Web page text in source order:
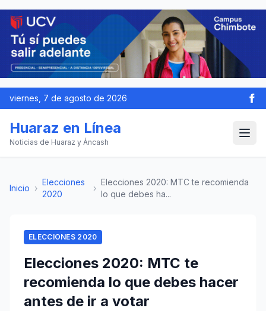
viernes, 7 de agosto de 2026
Huaraz en Línea
Noticias de Huaraz y Áncash
Inicio ›
Elecciones
2020
›
Elecciones 2020: MTC te recomienda
lo que debes ha...
ELECCIONES 2020
Elecciones 2020: MTC te
recomienda lo que debes hacer
antes de ir a votar